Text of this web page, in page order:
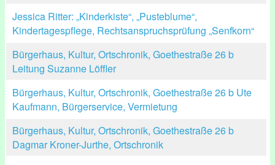
Jessica Ritter: „Kinderkiste“, „Pusteblume“,
Kindertagespflege, Rechtsanspruchsprüfung „Senfkorn“
Bürgerhaus, Kultur, Ortschronik, Goethestraße 26 b
Leitung Suzanne Löffler
Bürgerhaus, Kultur, Ortschronik, Goethestraße 26 b Ute
Kaufmann, Bürgerservice, Vermietung
Bürgerhaus, Kultur, Ortschronik, Goethestraße 26 b
Dagmar Kroner-Jurthe, Ortschronik